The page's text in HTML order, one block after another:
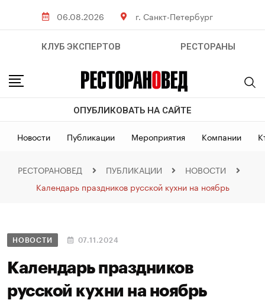
06.08.2026 г. Санкт-Петербург
КЛУБ ЭКСПЕРТОВ РЕСТОРАНЫ
ОПУБЛИКОВАТЬ НА САЙТЕ
Новости Публикации Мероприятия Компании
РЕСТОРАНОВЕД ПУБЛИКАЦИИ
НОВОСТИ
Календарь праздников русской кухни на ноябрь
НОВОСТИ 07.11.2024
Календарь праздников
русской кухни на ноябрь